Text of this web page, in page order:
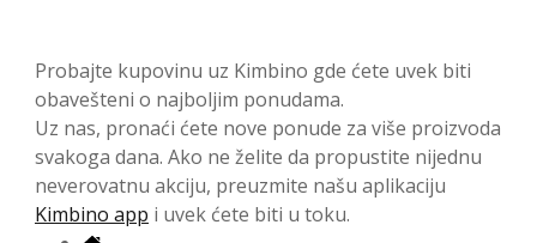
Probajte kupovinu uz Kimbino gde ćete uvek biti
obavešteni o najboljim ponudama.
Uz nas, pronaći ćete nove ponude za više proizvoda
svakoga dana. Ako ne želite da propustite nijednu
neverovatnu akciju, preuzmite našu aplikaciju
Kimbino app i uvek ćete biti u toku.